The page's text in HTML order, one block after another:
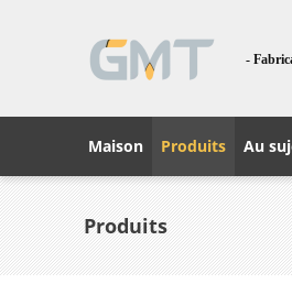
-
Maison Produits Au
Produits